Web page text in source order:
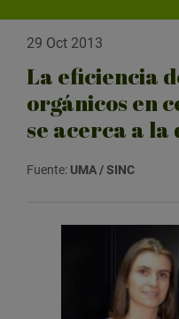
29 Oct 2013
La eficiencia
orgánicos en
se acerca a la
Fuente: UMA / SINC